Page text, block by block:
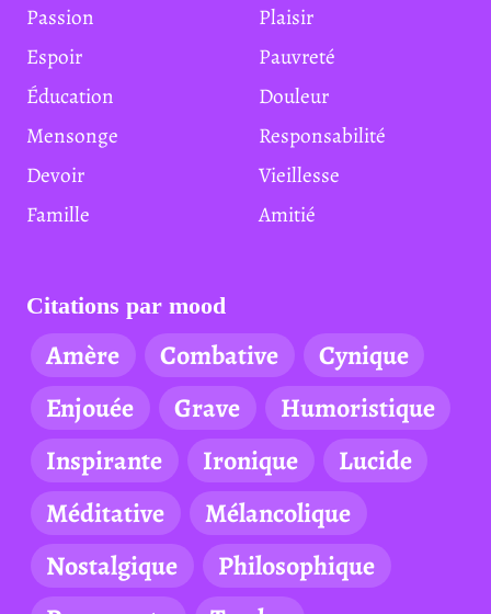
Passion
Plaisir
Espoir
Pauvreté
Éducation
Douleur
Mensonge
Responsabilité
Devoir
Vieillesse
Famille
Amitié
Citations par mood
Amère Combative
Cynique
Enjouée
Grave
Humoristique
Inspirante
Ironique
Lucide
Méditative
Mélancolique
Nostalgique
Philosophique